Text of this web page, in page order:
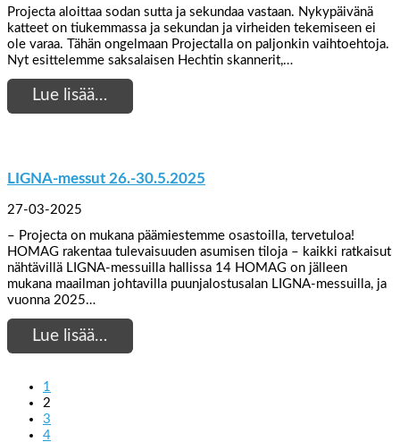
Projecta aloittaa sodan sutta ja sekundaa vastaan. Nykypäivänä
katteet on tiukemmassa ja sekundan ja virheiden tekemiseen ei
ole varaa. Tähän ongelmaan Projectalla on paljonkin vaihtoehtoja.
Nyt esittelemme saksalaisen Hechtin skannerit,…
Lue lisää…
LIGNA-messut 26.-30.5.2025
27-03-2025
– Projecta on mukana päämiestemme osastoilla, tervetuloa!
HOMAG rakentaa tulevaisuuden asumisen tiloja – kaikki ratkaisut
nähtävillä LIGNA-messuilla hallissa 14 HOMAG on jälleen
mukana maailman johtavilla puunjalostusalan LIGNA-messuilla, ja
vuonna 2025…
Lue lisää…
1
2
3
4